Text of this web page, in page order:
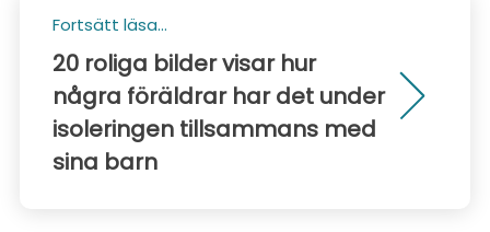
Fortsätt läsa...
20 roliga bilder visar hur
några föräldrar har det under
isoleringen tillsammans med
sina barn